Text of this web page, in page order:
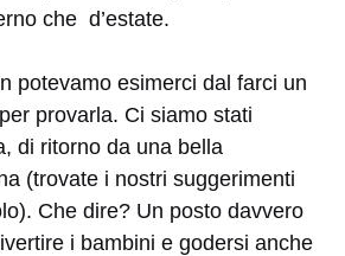
che d’estate.
potevamo esimerci dal farci un
provarla. Ci siamo stati
di ritorno da una bella
(trovate i nostri suggerimenti
Che dire? Un posto davvero
i bambini e godersi anche